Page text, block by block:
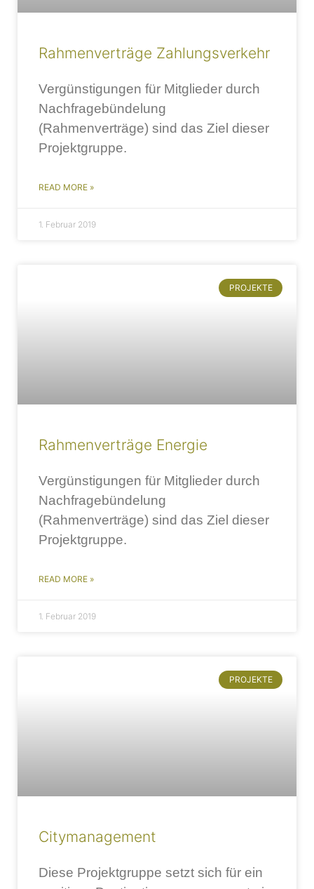
Rahmenverträge Zahlungsverkehr
Vergünstigungen für Mitglieder durch
Nachfragebündelung
(Rahmenverträge) sind das Ziel dieser
Projektgruppe.
READ MORE »
1. Februar 2019
PROJEKTE
Rahmenverträge Energie
Vergünstigungen für Mitglieder durch
Nachfragebündelung
(Rahmenverträge) sind das Ziel dieser
Projektgruppe.
READ MORE »
1. Februar 2019
PROJEKTE
Citymanagement
Diese Projektgruppe setzt sich für ein